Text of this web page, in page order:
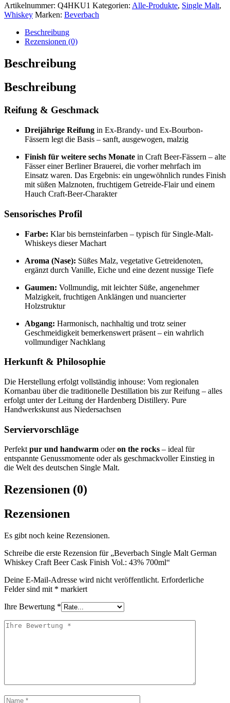
Artikelnummer: Q4HKU1 Kategorien: Alle-Produkte, Single Malt,
Whiskey Marken: Beverbach
Beschreibung
Rezensionen (0)
Beschreibung
Beschreibung
Reifung & Geschmack
Dreijährige Reifung in Ex‑Brandy- und Ex‑Bourbon-
Fässern legt die Basis – sanft, ausgewogen, malzig
Finish für weitere sechs Monate in Craft Beer-Fässern – alte
Fässer einer Berliner Brauerei, die vorher mehrfach im
Einsatz waren. Das Ergebnis: ein ungewöhnlich rundes Finish
mit süßen Malznoten, fruchtigem Getreide-Flair und einem
Hauch Craft‑Beer-Charakter
Sensorisches Profil
Farbe: Klar bis bernsteinfarben – typisch für Single-Malt-
Whiskeys dieser Machart
Aroma (Nase): Süßes Malz, vegetative Getreidenoten,
ergänzt durch Vanille, Eiche und eine dezent nussige Tiefe
Gaumen: Vollmundig, mit leichter Süße, angenehmer
Malzigkeit, fruchtigen Anklängen und nuancierter
Holzstruktur
Abgang: Harmonisch, nachhaltig und trotz seiner
Geschmeidigkeit bemerkenswert präsent – ein wahrlich
vollmundiger Nachklang
Herkunft & Philosophie
Die Herstellung erfolgt vollständig inhouse: Vom regionalen
Kornanbau über die traditionelle Destillation bis zur Reifung – alles
erfolgt unter der Leitung der Hardenberg Distillery. Pure
Handwerkskunst aus Niedersachsen
Serviervorschläge
Perfektpur und handwarm oderon the rocks – ideal für
entspannte Genussmomente oder als geschmackvoller Einstieg in
die Welt des deutschen Single Malt.
Rezensionen (0)
Rezensionen
Es gibt noch keine Rezensionen.
Schreibe die erste Rezension für „Beverbach Single Malt German
Whiskey Craft Beer Cask Finish Vol.: 43% 700ml“
Deine E-Mail-Adresse wird nicht veröffentlicht. Erforderliche
Felder sind mit * markiert
Ihre Bewertung *